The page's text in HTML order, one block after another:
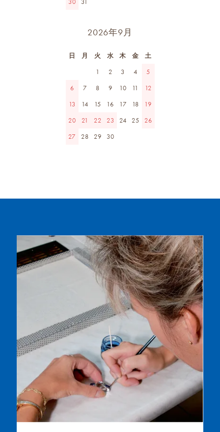
30 31
2026年9月
日 月 火 水 木 金
土
1
2 3 4
5
6
7 8 9 10 11
12
13
14 15 16 17 18
19
20
21 22 23 24 25
26
27
28 29 30